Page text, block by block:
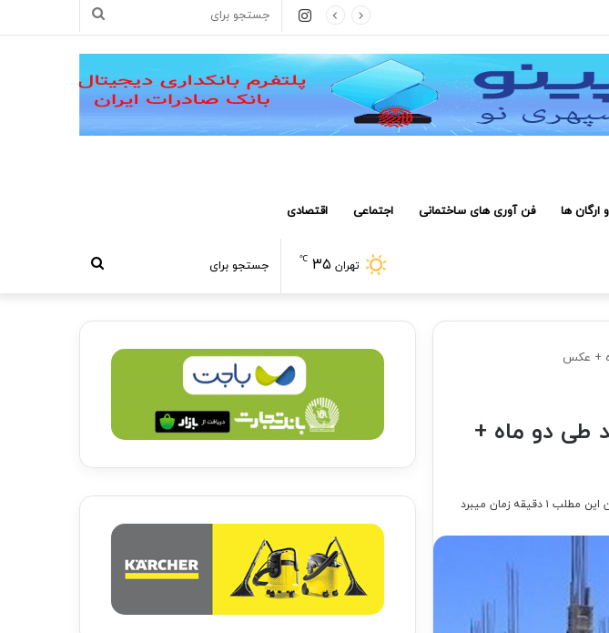
جستجو
اینستاگرام
ها فن آوری های ساختمانی اجتماعی اقتصادی
جستجو
برای
تهران ۳۵ ℃
نهضت ملی مسکن/ تحویل ۴۰۰ واحد طی دو ماه +
۱ دقیقه زمان میبرد